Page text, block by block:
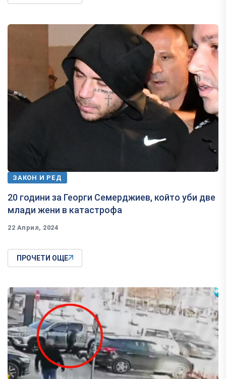
ЗАКОН И РЕД
20 години за Георги Семерджиев, който уби две
млади жени в катастрофа
22 Април, 2024
ПРОЧЕТИ ОЩЕ